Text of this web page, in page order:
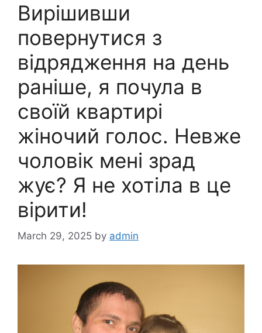
Вирішивши
повернутися з
відрядження на день
раніше, я почула в
своїй квартирі
жіночий голос. Невже
чоловік мені зрад
жує? Я не хотіла в це
вірити!
March 29, 2025 by admin